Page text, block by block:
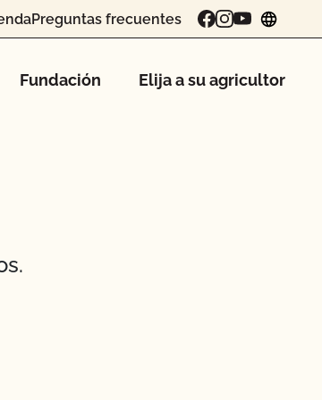
Preguntas frecuentes
Fundación Elija a su agricultor